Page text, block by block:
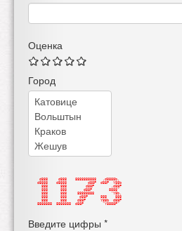
Оценка
Город
  d888     d888    8888888888   .d8888b.
d8888    d8888          d88P  d88P  Y88b
   888      888         d88P        .d88P
   888      888        d88P        8888"
   888      888     88888888        "Y8b.
   888      888      d88P      888    888
   888      888     d88P       Y88b  d88P
8888888  8888888  d88P         "Y8888P"
Введите цифры *